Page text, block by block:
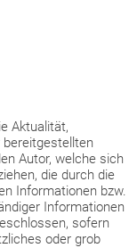
Aktualität,
bereitgestellten
Autor, welche sich
die durch die
Informationen bzw.
Informationen
sofern
oder grob